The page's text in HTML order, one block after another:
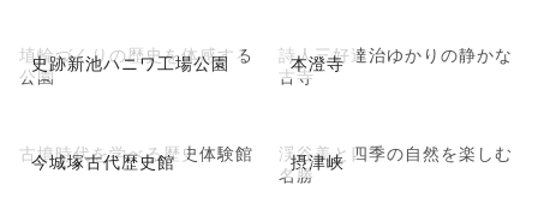
史跡新池ハニワ工場公園
埴輪づくりの歴史を体感する
公園
本澄寺
詩人三好達治ゆかりの静かな
古寺
今城塚古代歴史館
古墳時代を学べる歴史体験館 摂津峡
渓谷美と四季の自然を楽しむ
名勝